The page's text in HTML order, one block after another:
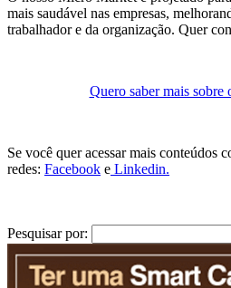
mais saudável nas empresas,
trabalhador e da organização. Quer
Quero saber mais
Se você quer acessar mais conteúdos
redes: Facebook e Linkedin.
Pesquisar por: